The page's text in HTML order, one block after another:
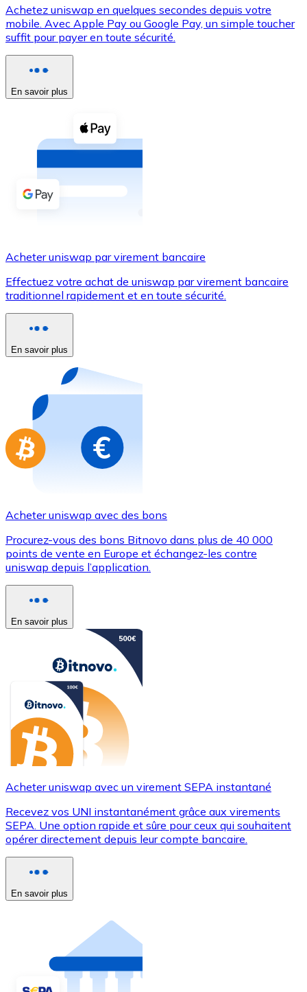
XRP
XRP
Voir toutes
Coupons crypto
Achetez des cryptomonnaies en espèces et d'autres
Acheter avec espèces
Virement SEPA
Utilisez les cartes Visa et Mastercard pour acheter
Acheter avec carte
Nouveau
Achetez des cartes-cadeaux de vos marques
Aller à la boutique de cartes-cadeaux
Achetez uniswap en quelques secondes depuis votre
mobile. Avec Apple Pay ou Google Pay, un simple toucher
suffit pour payer en toute sécurité.
En savoir plus
Acheter uniswap par virement bancaire
Effectuez votre achat de uniswap par virement bancaire
traditionnel rapidement et en toute sécurité.
En savoir plus
Acheter uniswap avec des bons
Procurez-vous des bons Bitnovo dans plus de 40 000
points de vente en Europe et échangez-les contre
uniswap depuis l’application.
En savoir plus
Acheter uniswap avec un virement SEPA instantané
Recevez vos UNI instantanément grâce aux virements
SEPA. Une option rapide et sûre pour ceux qui souhaitent
opérer directement depuis leur compte bancaire.
En savoir plus